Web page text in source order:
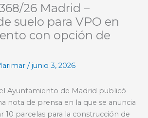
26 Madrid –
suelo para VPO en
con opción de
/junio 3, 2026
Ayuntamiento de Madrid publicó
nota de prensa en la que se anuncia
10 parcelas para la construcción de